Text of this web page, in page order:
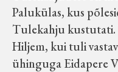
Palukülas, kus
Tulekahju kustutati.
Hiljem, kui tuli
ühinguga Eidapere